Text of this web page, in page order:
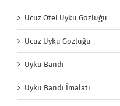
Ucuz Otel Uyku Gözlüğü
Ucuz Uyku Gözlüğü
Uyku Bandı
Uyku Bandı İmalatı